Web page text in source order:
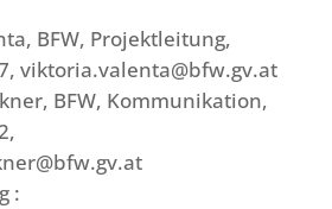
BFW, Projektleitung,
viktoria.valenta@bfw.gv.at
BFW, Kommunikation,
: